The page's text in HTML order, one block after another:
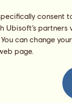
Administrering
consent
partners
can change
page.